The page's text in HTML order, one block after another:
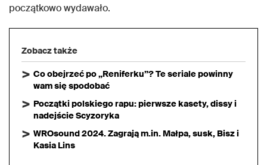
początkowo wydawało.
Zobacz także
Co obejrzeć po „Reniferku”? Te seriale powinny
wam się spodobać
Początki polskiego rapu: pierwsze kasety, dissy i
nadejście Scyzoryka
WROsound 2024. Zagrają m.in. Małpa, susk, Bisz i
Kasia Lins